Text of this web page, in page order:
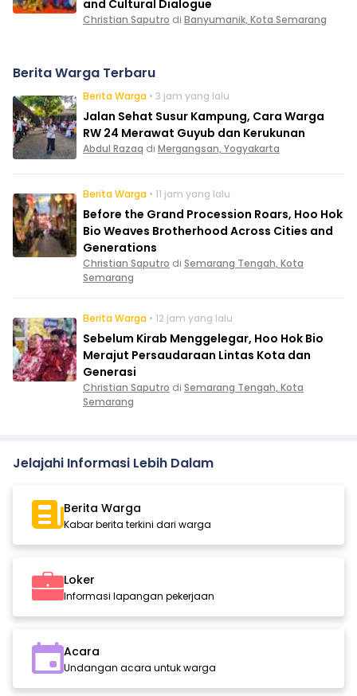
and Cultural Dialogue
Christian Saputro di Banyumanik, Kota Semarang
Berita Warga Terbaru
Berita Warga • 3 jam yang lalu
Jalan Sehat Susur Kampung, Cara Warga
RW 24 Merawat Guyub dan Kerukunan
Abdul Razaq di Mergangsan, Yogyakarta
Berita Warga • 11 jam yang lalu
Before the Grand Procession Roars, Hoo Hok
Bio Weaves Brotherhood Across Cities and
Generations
Christian Saputro di Semarang Tengah, Kota
Semarang
Berita Warga • 12 jam yang lalu
Sebelum Kirab Menggelegar, Hoo Hok Bio
Merajut Persaudaraan Lintas Kota dan
Generasi
Christian Saputro di Semarang Tengah, Kota
Semarang
Jelajahi Informasi Lebih Dalam
Berita Warga
Kabar berita terkini dari warga
Loker
Informasi lapangan pekerjaan
Acara
Undangan acara untuk warga